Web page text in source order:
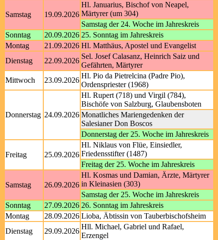
Samstag 19.09.2026
Hl. Januarius, Bischof von Neapel,
Märtyrer (um 304)
Samstag der 24. Woche im Jahreskreis
Sonntag
20.09.2026 25. Sonntag im Jahreskreis
Montag
21.09.2026 Hl. Matthäus, Apostel und Evangelist
Dienstag
22.09.2026
Sel. Josef Calasanz, Heinrich Saiz und
Gefährten, Märtyrer
Mittwoch
23.09.2026
Hl. Pio da Pietrelcina (Padre Pio),
Ordenspriester (1968)
Donnerstag 24.09.2026
Hl. Rupert (718) und Virgil (784),
Bischöfe von Salzburg, Glaubensboten
Monatliches Mariengedenken der
Salesianer Don Boscos
Donnerstag der 25. Woche im Jahreskreis
Freitag 25.09.2026
Hl. Niklaus von Flüe, Einsiedler,
Friedensstifter (1487)
Freitag der 25. Woche im Jahreskreis
Samstag 26.09.2026
Hl. Kosmas und Damian, Ärzte, Märtyrer
in Kleinasien (303)
Samstag der 25. Woche im Jahreskreis
Sonntag
27.09.2026 26. Sonntag im Jahreskreis
Montag
28.09.2026 Lioba, Äbtissin von Tauberbischofsheim
Dienstag
29.09.2026
Hll. Michael, Gabriel und Rafael,
Erzengel